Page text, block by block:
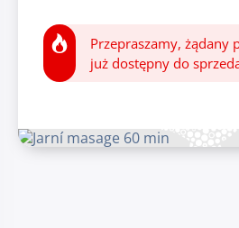
Przepraszamy, żądany
już dostępny do